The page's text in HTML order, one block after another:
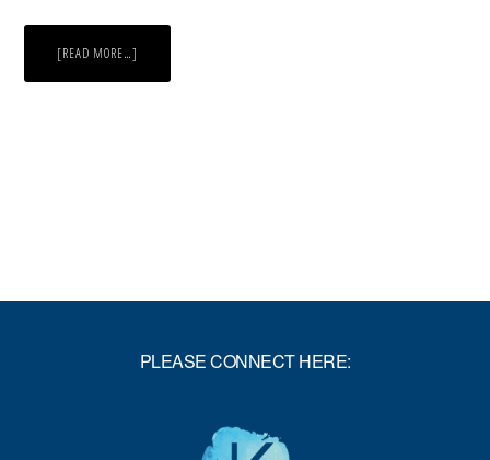
[READ MORE…]
ÜBERRASCHEND
PLEASE CONNECT HERE: